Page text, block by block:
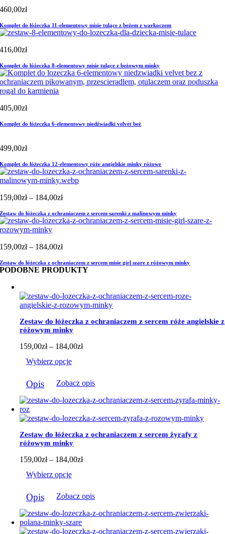
460,00zł
Komplet do łóżeczka 11-elementowy misie tulące z beżem z warkoczem
416,00zł
Komplet do łóżeczka 8-elementowy misie tulące z beżowym minky
405,00zł
Komplet do łóżeczka 6-elementowy niedźwiadki velvet beż
499,00zł
Komplet do łóżeczka 12-elementowy róże angielskie minky różowe
159,00zł – 184,00złZakres
od
159,00zł
Zestaw do łóżeczka z ochraniaczem z sercem sarenki z malinowym minky
159,00zł – 184,00złZakres
od
159,00zł
184,00zł
Zestaw do łóżeczka z ochraniaczem z sercem misie girl szare z różowym minky
PODOBNE PRODUKTY
Zestaw do łóżeczka z ochraniaczem z sercem róże angielskie z
różowym minky
159,00zł – 184,00złZakres
do
Wybierz opcje
produkt
ma
wiele
wariantów.
Opcje
można
wybrać
na
stronie
Opis Zobacz opis
Zestaw do łóżeczka z ochraniaczem z sercem żyrafy z
różowym minky
159,00zł – 184,00złZakres
do
Wybierz opcje
produkt
ma
wiele
wariantów.
Opis Zobacz opis